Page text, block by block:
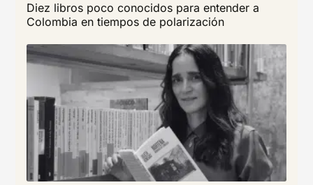
Diez libros poco conocidos para entender a
Colombia en tiempos de polarización